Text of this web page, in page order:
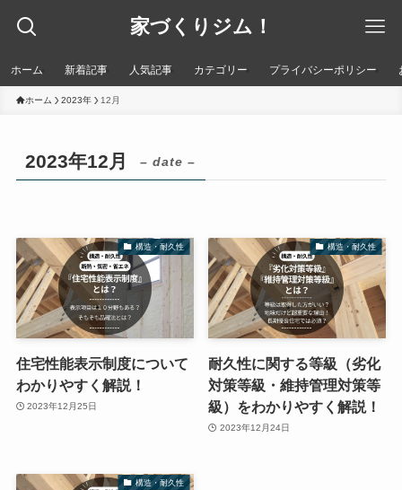
家づくりジム！
ホーム 新着記事 人気記事 カテゴリー プライバシーポリシー
ホーム 2023年 12月
2023年12月 – date –
構造・耐久性
住宅性能表示制度について
わかりやすく解説！
2023年12月25日
構造・耐久性
耐久性に関する等級（劣化
対策等級・維持管理対策等
級）をわかりやすく解説！
2023年12月24日
構造・耐久性